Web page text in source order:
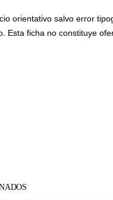
orientativo salvo error
Esta ficha no constituye